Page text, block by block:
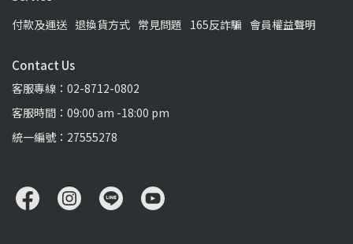
付款及運送 退換貨方式 常見問題 165反詐騙 會員權益聲明
Contact Us
客服專線：02-8712-0802
客服時間：09:00 am -18:00 pm
統一編號：27555278